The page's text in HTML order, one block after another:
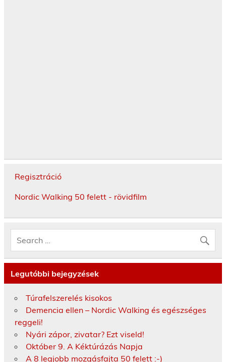
Regisztráció
Nordic Walking 50 felett - rövidfilm
Legutóbbi bejegyzések
Túrafelszerelés kisokos
Demencia ellen – Nordic Walking és egészséges
reggeli!
Nyári zápor, zivatar? Ezt viseld!
Október 9. A Kéktúrázás Napja
A 8 legjobb mozgásfajta 50 felett :-)